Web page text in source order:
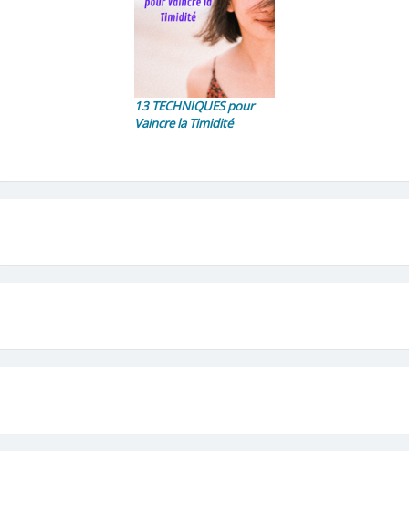
13 TECHNIQUES pour
Vaincre la Timidité